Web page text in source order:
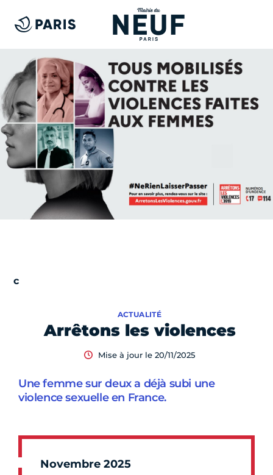
Arrêtons les violences
ACTUALITÉ
Mise à jour le 20/11/2025
Une femme sur deux a déjà subi une
violence sexuelle en France.
Novembre 2025